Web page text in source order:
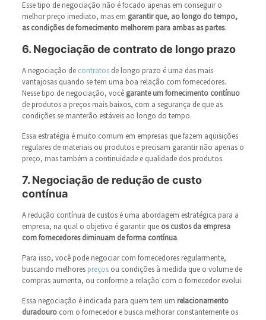
Esse tipo de negociação não é focado apenas em conseguir o
melhor preço imediato, mas em garantir que, ao longo do tempo,
as condições de fornecimento melhorem para ambas as partes.
6. Negociação de contrato de longo prazo
A negociação de contratosde longo prazo é uma das mais
vantajosas quando se tem uma boa relação com fornecedores.
Nesse tipo de negociação, você garante um fornecimento contínuo
de produtos a preços mais baixos, com a segurança de que as
condições se manterão estáveis ao longo do tempo.
Essa estratégia é muito comum em empresas que fazem aquisições
regulares de materiais ou produtos e precisam garantir não apenas o
preço, mas também a continuidade e qualidade dos produtos.
7. Negociação de redução de custo
contínua
A redução contínua de custos é uma abordagem estratégica para a
empresa, na qual o objetivo é garantir que os custos da empresa
com fornecedores diminuam de forma contínua.
Para isso, você pode negociar com fornecedores regularmente,
buscando melhores preçosou condições à medida que o volume de
compras aumenta, ou conforme a relação com o fornecedor evolui.
Essa negociação é indicada para quem tem um relacionamento
duradourocom o fornecedor e busca melhorar constantemente os